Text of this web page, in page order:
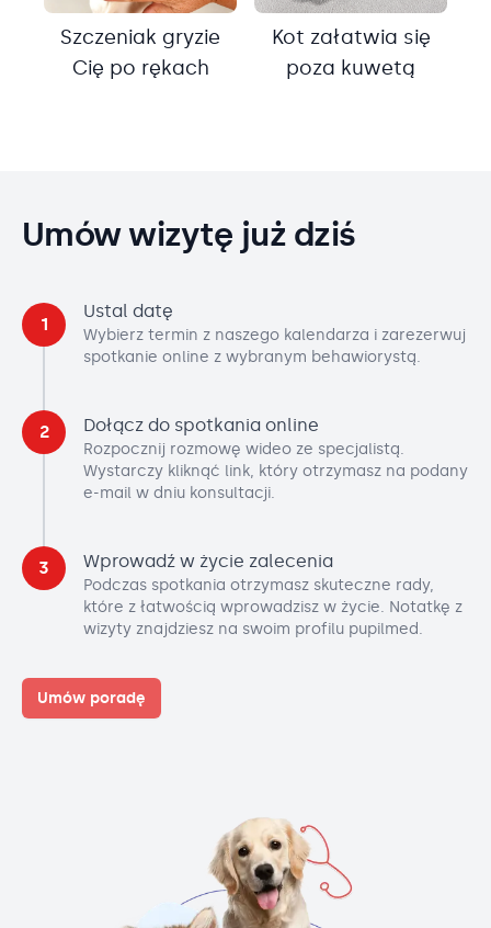
Szczeniak gryzie
Cię po rękach
Kot załatwia się
poza kuwetą
Umów wizytę już dziś
1
Ustal datę
Wybierz termin z naszego kalendarza i zarezerwuj
spotkanie online z wybranym behawiorystą.
2 Dołącz do spotkania online
Rozpocznij rozmowę wideo ze specjalistą.
Wystarczy kliknąć link, który otrzymasz na podany
e-mail w dniu konsultacji.
3 Wprowadź w życie zalecenia
Podczas spotkania otrzymasz skuteczne rady,
które z łatwością wprowadzisz w życie. Notatkę z
wizyty znajdziesz na swoim profilu pupilmed.
Umów poradę